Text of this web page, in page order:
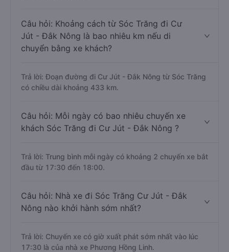
Câu hỏi: Khoảng cách từ Sóc Trăng đi Cư
Jút - Đắk Nông là bao nhiêu km nếu di
chuyển bằng xe khách?
Trả lời: Đoạn đường đi Cư Jút - Đắk Nông từ Sóc Trăng
có chiều dài khoảng 433 km.
Câu hỏi: Mỗi ngày có bao nhiêu chuyến xe
khách Sóc Trăng đi Cư Jút - Đắk Nông ?
Trả lời: Trung bình mỗi ngày có khoảng 2 chuyến xe bắt
đầu từ 17:30 đến 18:00.
Câu hỏi: Nhà xe đi Sóc Trăng Cư Jút - Đắk
Nông nào khởi hành sớm nhất?
Trả lời: Chuyến xe có giờ xuất phát sớm nhất vào lúc
17:30 là của nhà xe Phương Hồng Linh.